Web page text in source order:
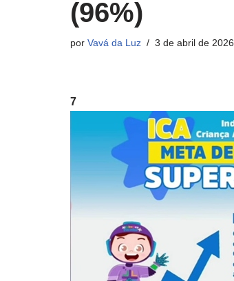
(96%)
por Vavá da Luz 3 de abril de 2026
7